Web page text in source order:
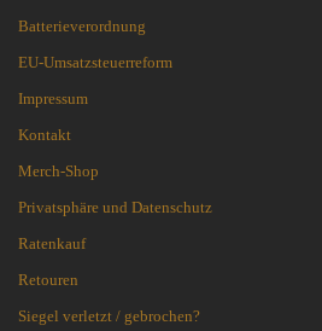
Batterieverordnung
EU-Umsatzsteuerreform
Impressum
Kontakt
Merch-Shop
Privatsphäre und Datenschutz
Ratenkauf
Retouren
Siegel verletzt / gebrochen?